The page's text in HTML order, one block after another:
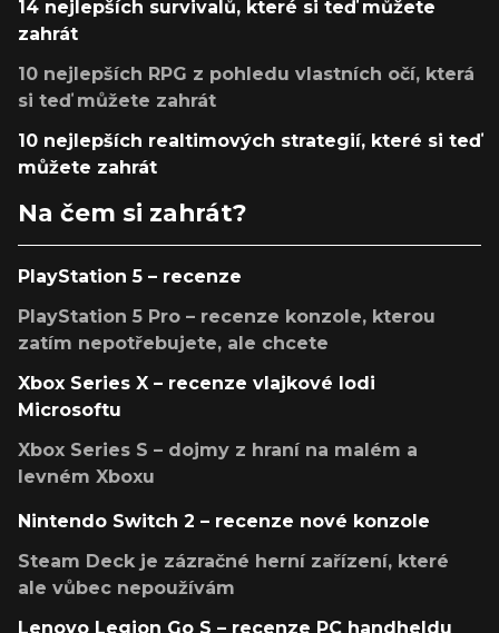
14 nejlepších survivalů, které si teď můžete
zahrát
10 nejlepších RPG z pohledu vlastních očí, která
si teď můžete zahrát
10 nejlepších realtimových strategií, které si teď
můžete zahrát
Na čem si zahrát?
PlayStation 5 – recenze
PlayStation 5 Pro – recenze konzole, kterou
zatím nepotřebujete, ale chcete
Xbox Series X – recenze vlajkové lodi
Microsoftu
Xbox Series S – dojmy z hraní na malém a
levném Xboxu
Nintendo Switch 2 – recenze nové konzole
Steam Deck je zázračné herní zařízení, které
ale vůbec nepoužívám
Lenovo Legion Go S – recenze PC handheldu